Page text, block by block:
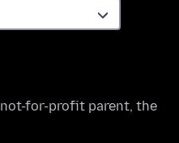
not-for-profit parent, the